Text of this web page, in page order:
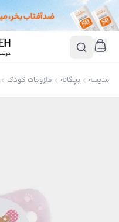
مدیسه بچگانه ملزومات کودک